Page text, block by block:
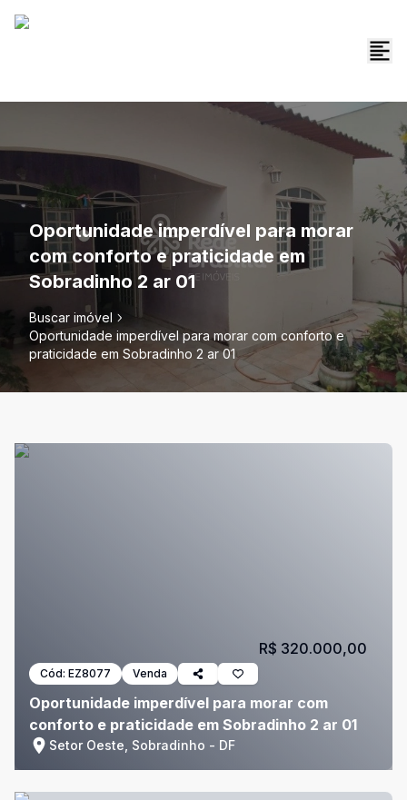
Oportunidade imperdível para morar
com conforto e praticidade em
Sobradinho 2 ar 01
Buscar imóvel
Oportunidade imperdível para morar com conforto e
praticidade em Sobradinho 2 ar 01
Cód: EZ8077 Venda
Oportunidade imperdível para morar com
conforto e praticidade em Sobradinho 2 ar 01
Setor Oeste, Sobradinho - DF
R$ 320.000,00